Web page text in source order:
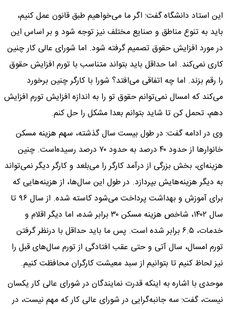
این استاد دانشگاه گفت: اگر ما می‌خواهیم طبق قانون عمل کنیم،
باید به تنوع مناطق و صنایع مختلف نیز توجه شود و بر اساس این
در مورد افزایش حقوق تصمیم گرفته شود. اما شورای عالی کار چنین
کاری نمی‌کند. اما حداقل باید بتواند متناسب با تورم افزایش حقوق
را رقم بزند. اما چه اتفاقی می‌افتد؟ شورا با کارگر چنین برخورد
می‌کند که امسال نمی‌توانم حقوق تو را به اندازه افزایش تورم افزایش
دهم، تحمل کن تا شاید بتوانم بعدا مشکل را حل کنم.
وی در ادامه گفت: در طول بیست سال گذشته، سهم هزینه مسکن
خانوارها از حدود ۴۰ درصد به حدود ۷۰ درصد رسیده‌است. چنین
هزینه‌ای، بخش بزرگی از درآمد کارگر را می‌بلعد و کارگر دیگر نمی‌تواند
به دیگر هزینه‌هایش بپردازد. در طول این سال‌ها، از هزینه‌هایی که
برای آموزش و بهداشت پرداخت می‌شود کاسته شده. از سال ۹۶ تا
سال ۱۴۰۲، شاخص هزینه مسکن ۳۰ برابر شده، اما دیگر اقلام و
خدمات، ۶.۵ برابر شده است. پس ما باید حداقل با درنظر گرفتن
تورم امسال، سال آتی و حتی عقب افتادگی از تورم سال‌های قبل را
نیز لحاظ کنیم تا بتوانیم از سبد معیشت کارگران محافظت کنیم.
موحدی با اشاره به اینکه قدرت نمایندگان در شورای عالی کار یکسان
نیست، گفت: سه جانبه‌گرایی در شورای عالی کار که مهم نیست، در